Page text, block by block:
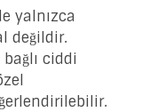
yalnızca
değildir.
ciddi